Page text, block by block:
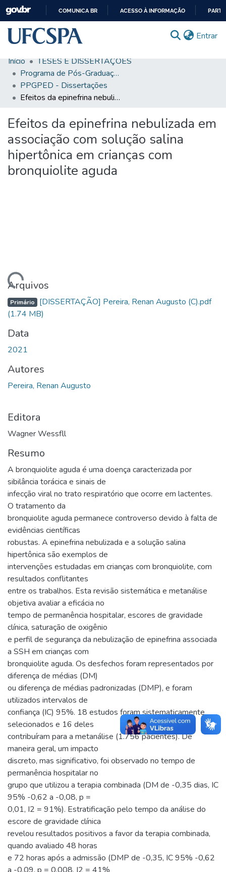
CONTEÚDO
COMUNICA BR ACESSO À INFORMAÇÃO
Entrar
Comunidades & Coleções
Busca Facetada
Autoarquivamento
Sobre o RI-UFCSPA
FAQ
Início
TESES E DISSERTAÇÕES
Programa de Pós-Graduação em Pediatria: Atenção à Saúde da Criança e ao Adolescente
PPGPED - Dissertações
Efeitos da epinefrina nebulizada em associação com solução salina hipertônica em crianças com bronquiolite aguda
Efeitos da epinefrina nebulizada em
associação com solução salina
hipertônica em crianças com
bronquiolite aguda
Arquivos
Primário [DISSERTAÇÃO] Pereira, Renan Augusto (C).pdf
(1.74 MB)
Data
2021
Autores
Pereira, Renan Augusto
Editora
Wagner Wessfll
Resumo
A bronquiolite aguda é uma doença caracterizada por
sibilância torácica e sinais de
infecção viral no trato respiratório que ocorre em lactentes.
O tratamento da
bronquiolite aguda permanece controverso devido à falta de
evidências científicas
robustas. A epinefrina nebulizada e a solução salina
hipertônica são exemplos de
intervenções estudadas em crianças com bronquiolite, com
resultados conflitantes
entre os trabalhos. Esta revisão sistemática e metanálise
objetiva avaliar a eficácia no
tempo de permanência hospitalar, escores de gravidade
clínica, saturação de oxigênio
e perfil de segurança da nebulização de epinefrina associada
a SSH em crianças com
bronquiolite aguda. Os desfechos foram representados por
diferença de médias (DM)
ou diferença de médias padronizadas (DMP), e foram
utilizados intervalos de
confiança (IC) 95%. 18 estudos foram sistematicamente
selecionados e 16 deles
contribuíram para a metanálise (1.756 pacientes). De
maneira geral, um impacto
discreto, mas significativo, foi observado no tempo de
permanência hospitalar no
grupo que utilizou a terapia combinada (DM de -0,35 dias, IC
95% -0,62 a -0,08, p =
0,01, I2 = 91%). Estratificação pelo tempo da análise do
escore de gravidade clínica
revelou resultados positivos a favor da terapia combinada,
quando avaliado 48 horas
e 72 horas após a admissão (DMP de -0,35, IC 95% -0,62
a -0,09, p = 0.008, I2 = 41%